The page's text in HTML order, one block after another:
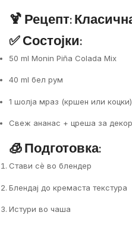
🍹 Рецепт:
✅ Состојки:
50 ml Monin Piña Colada Mix
40 ml бел рум
1 шолја мраз (кршен или коцки)
Свеж ананас + цреша за
🧊 Подготовка:
Стави сè во блендер
Блендај до кремаста текстура
Истури во чаша